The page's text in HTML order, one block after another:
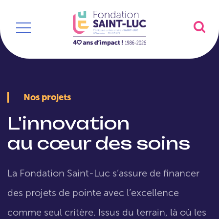
Nos projets
L'innovation
au cœur des soins
La Fondation Saint-Luc s’assure de financer
des projets de pointe avec l’excellence
comme seul critère. Issus du terrain, là où les